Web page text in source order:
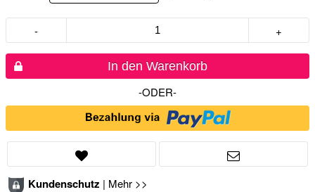
- +
In den Warenkorb
-ODER-
Kundenschutz | Mehr >>